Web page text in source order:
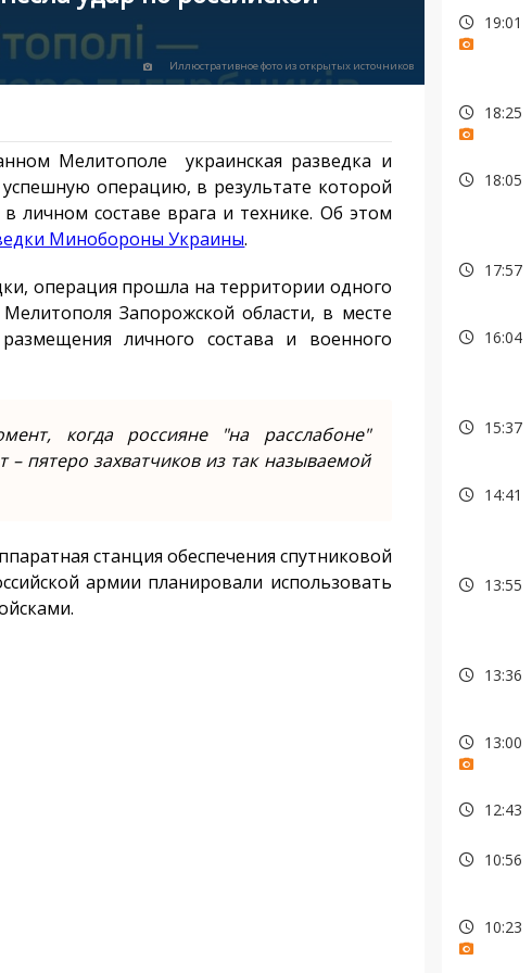
Иллюстративное фото из открытых источников
Мелитополе украинская разведка и
операцию, в результате которой
личном составе врага и технике. Об этом
Минобороны Украины.
операция прошла на территории одного
Запорожской области, в месте
личного состава и военного
когда россияне "на расслабоне"
пятеро захватчиков из так называемой
станция обеспечения спутниковой
армии планировали использовать
19:01
18:25
18:05
17:57
16:04
15:37
14:41
13:55
13:36
13:00
12:43
10:56
10:23